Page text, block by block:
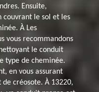
Ensuite,
couvrant le sol et les
À Les
vous recommandons
le conduit
type de cheminée.
en vous assurant
créosote. À 13220,